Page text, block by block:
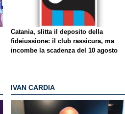
Catania, slitta il deposito della
fideiussione: il club rassicura, ma
incombe la scadenza del 10 agosto
IVAN CARDIA